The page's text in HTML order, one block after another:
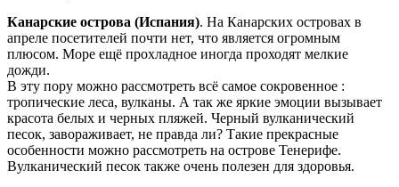
Канарские острова (Испания). На Канарских островах в
апреле посетителей почти нет, что является огромным
плюсом. Море ещё прохладное иногда проходят мелкие
дожди.
В эту пору можно рассмотреть всё самое сокровенное :
тропические леса, вулканы. А так же яркие эмоции вызывает
красота белых и черных пляжей. Черный вулканический
песок, завораживает, не правда ли? Такие прекрасные
особенности можно рассмотреть на острове Тенерифе.
Вулканический песок также очень полезен для здоровья.